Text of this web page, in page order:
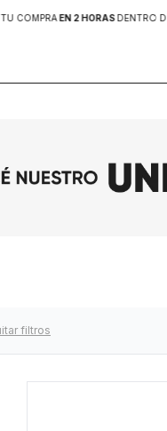
TU COMPRAEN 2 HORASDENTRO
filtros